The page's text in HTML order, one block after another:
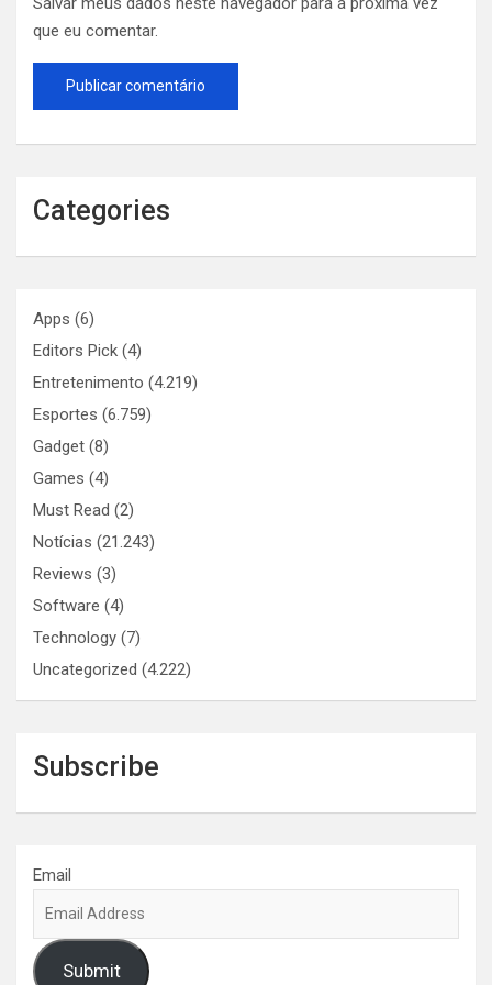
que eu comentar.
Categories
Apps (6)
Editors Pick (4)
Entretenimento (4.219)
Esportes (6.759)
Gadget (8)
Games (4)
Must Read (2)
Notícias (21.243)
Reviews (3)
Software (4)
Technology (7)
Uncategorized (4.222)
Subscribe
Email
Submit